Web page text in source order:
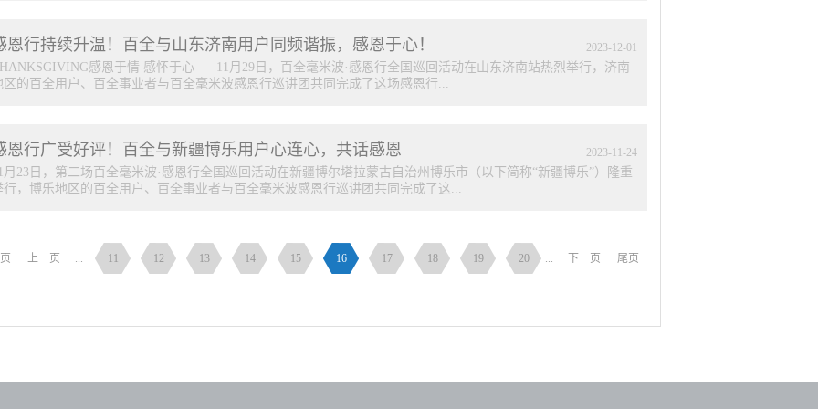
家”的基本建设情况、管理模式和活动开展情况，对支部工作给予充分肯定。参观中成康富在中成康富支部“党员
家”合影留念 农工党西城区委中成康富支部成立于2020年12...
视频回顾活动精彩内容↓↓ 活动现场，百全毫米波感恩行巡讲团进行了精彩分享。 中成康富营销中心总经
林志先生表示，感恩行全国巡回活动是我们与全国百全用户进行的一次“同频谐振”的感恩行动，我们共同感恩伟
祖国让我们拥有了今天的幸福健康生活，感恩毫米波医用技术科研工作者让毫米波疗法造福人类健康，感恩每一
用实际行动推广毫米波疗法，积极守护中国家庭健康的你和我！通过此次感恩行，我们将走进广大百全用户当
中国家庭健康”为事业初心，为百万家庭带来了健康福音。近20年的时间，我们走出实验室进入全国三甲医院、转
医疗设备家庭化的惠民道...
恩行持续升温！百全与山东济南用户同频谐振，感恩于心！
感恩于情 感怀于心 11月29日，百全毫米波·感恩行全国巡回活动在山东济南站热烈举行，济南
区的百全用户、百全事业者与百全毫米波感恩行巡讲团共同完成了这场感恩行...
彩的节目表演和精彩的感恩心得分享。 活动现场，百全毫米波感恩行巡讲团进行了精彩分享。 中成康富
销中心总经理林志先生表示，感恩行全国巡回活动是我们与全国百全用户进行的一次“同频谐振”的感恩行动，我
共同感恩伟大祖国让我们拥有了今天的幸福健康生活，感恩毫米波医用技术科研工作者让毫米波疗法造福人类健
，感恩每一个用实际行动推广毫米波疗法，积极守护中国家庭健康的你和我！通过此次感恩行全国巡回活动，我
广任务，我们始终以“守护中国家庭健康...
2023-12-01
恩行广受好评！百全与新疆博乐用户心连心，共话感恩
月23日，第二场百全毫米波·感恩行全国巡回活动在新疆博尔塔拉蒙古自治州博乐市（以下简称“新疆博乐”）隆重
行，博乐地区的百全用户、百全事业者与百全毫米波感恩行巡讲团共同完成了这...
了精彩分享。 中成康富营销中心副总经理单自强先生表示，自2004年成立以来，中成康富就肩负着我国毫米波
床科研和毫米波疗法推广任务，我们始终以“守护中国家庭健康”为事业初心，为百万家庭带来了健康福音。近20
2023-11 -24
上一页 ... 11 12 13 14 15 16 17 18 19 20 ... 下一页 尾页